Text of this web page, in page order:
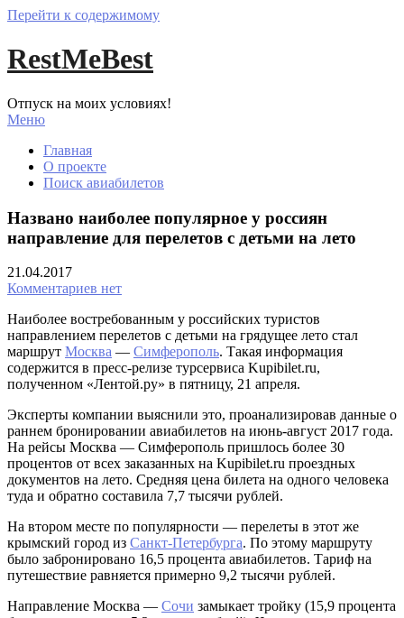
Перейти к содержимому
RestMeBest
Отпуск на моих условиях!
Меню
Главная
О проекте
Поиск авиабилетов
Названо наиболее популярное у россиян
направление для перелетов с детьми на лето
21.04.2017
Комментариев нет
Наиболее востребованным у российских туристов
направлением перелетов с детьми на грядущее лето стал
маршрут Москва — Симферополь. Такая информация
содержится в пресс-релизе турсервиса Kupibilet.ru,
полученном «Лентой.ру» в пятницу, 21 апреля.
Эксперты компании выяснили это, проанализировав данные о
раннем бронировании авиабилетов на июнь-август 2017 года.
На рейсы Москва — Симферополь пришлось более 30
процентов от всех заказанных на Kupibilet.ru проездных
документов на лето. Средняя цена билета на одного человека
туда и обратно составила 7,7 тысячи рублей.
На втором месте по популярности — перелеты в этот же
крымский город из Санкт-Петербурга. По этому маршруту
было забронировано 16,5 процента авиабилетов. Тариф на
путешествие равняется примерно 9,2 тысячи рублей.
Направление Москва — Сочи замыкает тройку (15,9 процента